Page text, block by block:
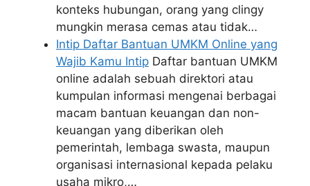
konteks hubungan, orang yang clingy
mungkin merasa cemas atau tidak…
Intip Daftar Bantuan UMKM Online yang
Wajib Kamu Intip Daftar bantuan UMKM
online adalah sebuah direktori atau
kumpulan informasi mengenai berbagai
macam bantuan keuangan dan non-
keuangan yang diberikan oleh
pemerintah, lembaga swasta, maupun
organisasi internasional kepada pelaku
usaha mikro,…